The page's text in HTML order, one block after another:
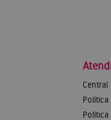
Central
Política